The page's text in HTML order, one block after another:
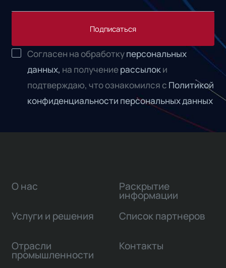
Подписаться
Согласен на обработкуперсональных
данных, на получениерассылоки
подтверждаю, что ознакомился с Политикой
конфиденциальности персональных данных
О нас
Услуги и решения
Отрасли
промышленности
Раскрытие
информации
Список партнеров
Контакты